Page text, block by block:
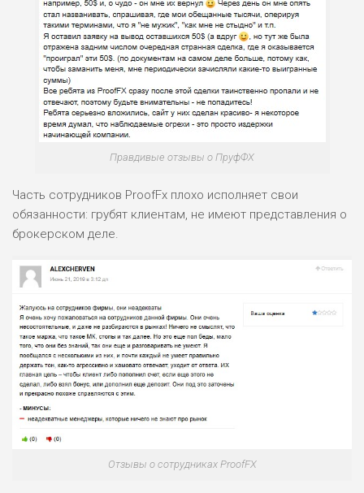
Правдивые отзывы о ПруфФХ
Часть сотрудников ProofFx плохо исполняет свои
обязанности: грубят клиентам, не имеют представления о
брокерском деле.
Отзывы о сотрудниках ProofFX